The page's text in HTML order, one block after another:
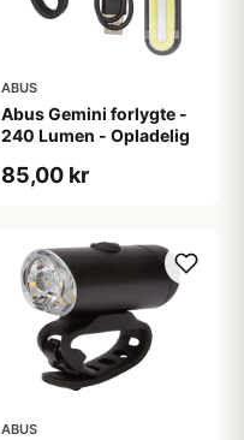
ABUS
Abus Gemini forlygte -
240 Lumen - Opladelig
85,00 kr
ABUS